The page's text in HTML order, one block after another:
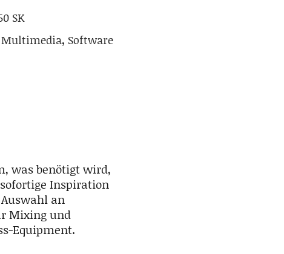
SK
, Software
was benötigt wird,
Inspiration
an
Mixing und
Equipment.